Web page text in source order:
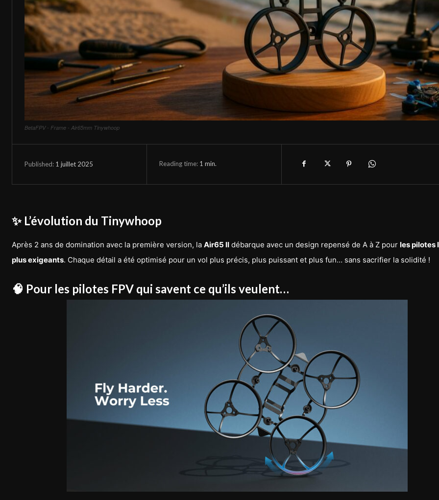
BetaFPV - Frame - Air65mm Tinywhoop
Published: 1 juillet 2025 Reading time: 1 min.
✨ L’évolution du Tinywhoop
Après 2 ans de domination avec la première version, la Air65 II débarque avec un design repensé de A à Z pour les pilotes
plus exigeants. Chaque détail a été optimisé pour un vol plus précis, plus puissant et plus fun… sans sacrifier la solidité !
🧠 Pour les pilotes FPV qui savent ce qu’ils veulent…